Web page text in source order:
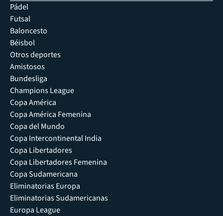
Pádel
Futsal
Baloncesto
Béisbol
Otros deportes
Amistosos
Bundesliga
Champions League
Copa América
Copa América Femenina
Copa del Mundo
Copa Intercontinental India
Copa Libertadores
Copa Libertadores Femenina
Copa Sudamericana
Eliminatorias Europa
Eliminatorias Sudamericanas
Europa League